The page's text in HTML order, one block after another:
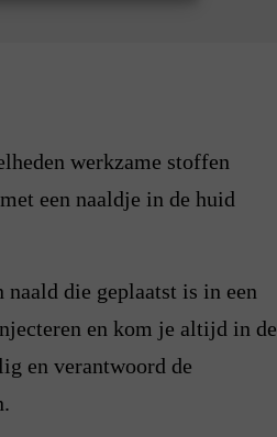
werkzame stoffen
een naaldje in de huid
die geplaatst is in een
en kom je altijd in de
en verantwoord de